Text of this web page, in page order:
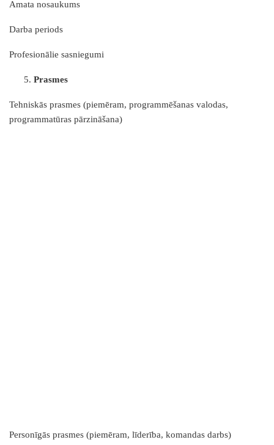
Amata nosaukums
Darba periods
Profesionālie sasniegumi
Prasmes
Tehniskās prasmes (piemēram, programmēšanas valodas,
programmatūras pārzināšana)
Personīgās prasmes (piemēram, līderība, komandas darbs)